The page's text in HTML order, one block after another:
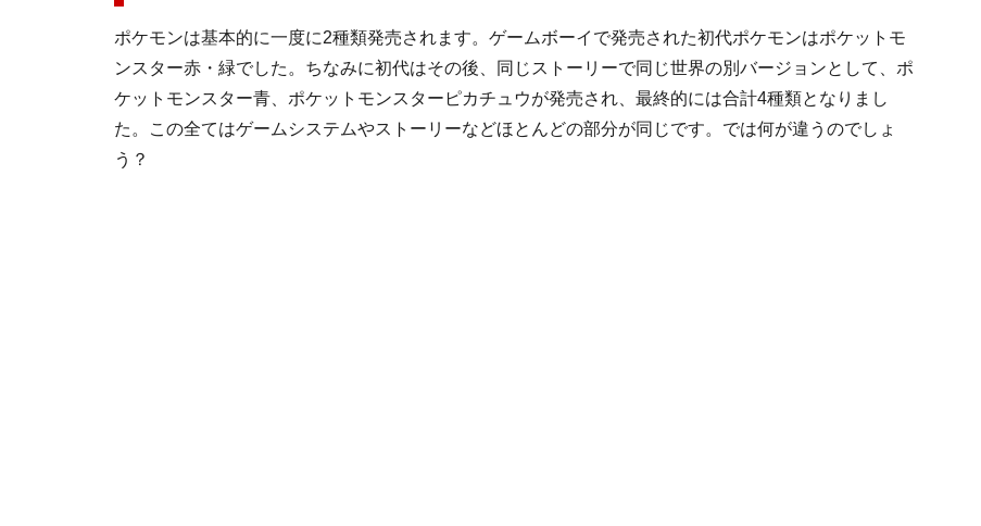
ポケモンは基本的に一度に2種類発売されます。ゲームボーイで発売された初代ポケモンはポケットモ
ンスター赤・緑でした。ちなみに初代はその後、同じストーリーで同じ世界の別バージョンとして、ポ
ケットモンスター青、ポケットモンスターピカチュウが発売され、最終的には合計4種類となりまし
た。この全てはゲームシステムやストーリーなどほとんどの部分が同じです。では何が違うのでしょ
う？